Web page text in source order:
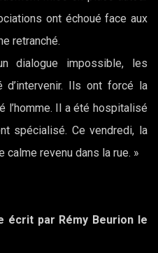
ont échoué face aux
retranché.
dialogue impossible, les
d’intervenir. Ils ont forcé la
l’homme. Il a été hospitalisé
spécialisé. Ce vendredi, la
revenu dans la rue. »
écrit par Rémy Beurion le